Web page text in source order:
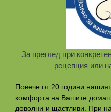
За преглед при
рецепция или
Повече от 20 години
комфорта на Вашите
доволни и щастливи. При